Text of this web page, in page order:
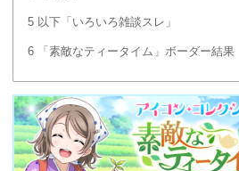
5 以下「いろいろ雑談スレ」
6 「素敵なティータイム」ボーダー結果